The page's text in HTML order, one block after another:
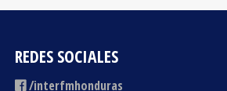
REDES SOCIALES
/interfmhonduras